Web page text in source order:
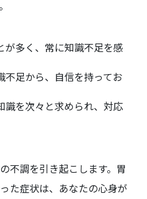
が多く、常に知識不足を感
不足から、自信を持ってお
識を次々と求められ、対応
不調を引き起こします。胃
た症状は、あなたの心身が